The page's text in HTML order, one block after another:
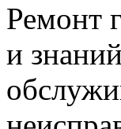
Ремонт
и